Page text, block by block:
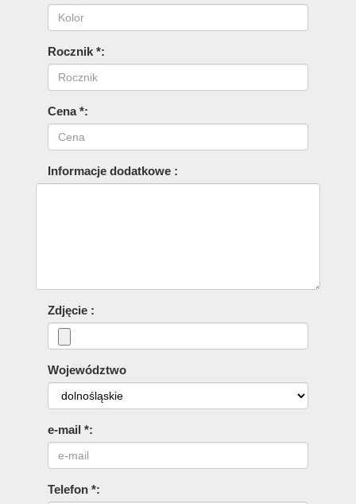
Rocznik *:
Cena *:
Informacje dodatkowe :
Zdjęcie :
Województwo
e-mail *:
Telefon *: